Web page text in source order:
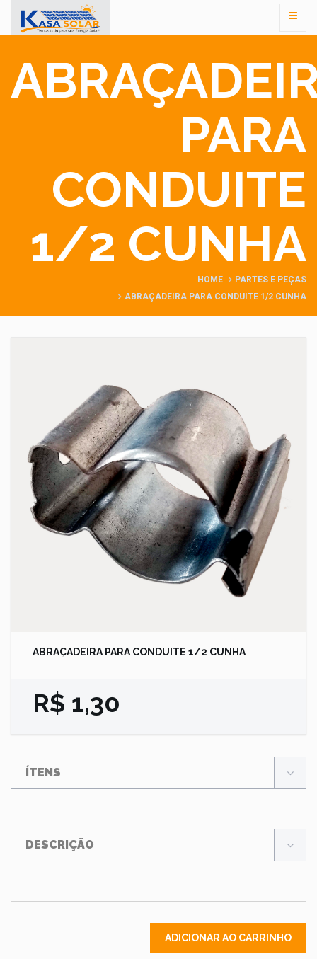
PARA
CONDUITE
1/2 CUNHA
HOME
PARTES E PEÇAS
ABRAÇADEIRA PARA CONDUITE 1/2 CUNHA
ABRAÇADEIRA PARA CONDUITE 1/2 CUNHA
R$ 1,30
ÍTENS
DESCRIÇÃO
ADICIONAR AO CARRINHO